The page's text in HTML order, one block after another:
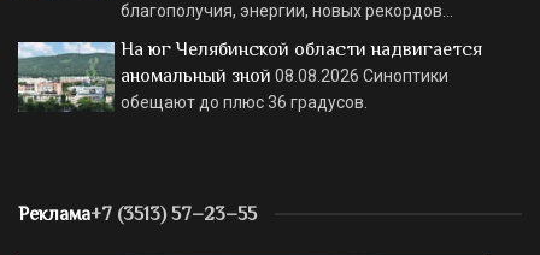
благополучия, энергии, новых рекордов…
На юг Челябинской области надвигается
аномальный зной 08.08.2026 Синоптики
обещают до плюс 36 градусов.
Реклама+7 (3513) 57–23–55